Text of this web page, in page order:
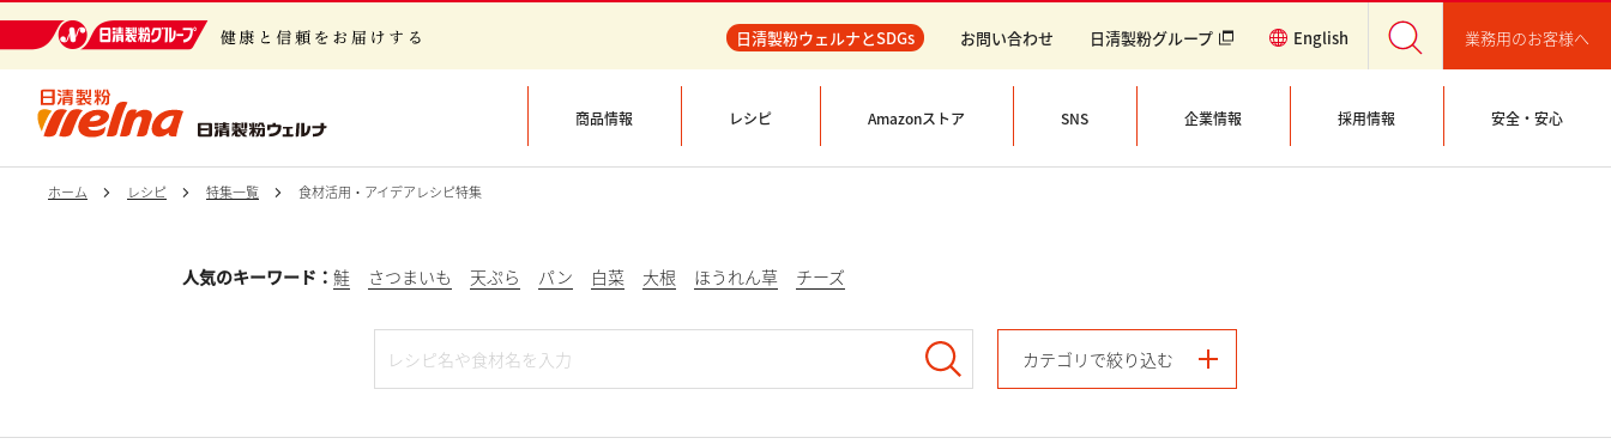
日清製粉ウェルナとSDGs お問い合わせ 日清製粉グループ English 業務用のお客様へ
商品情報 レシピ Amazonストア SNS 企業情報 採用情報 安全・安心
ホーム レシピ 特集一覧 食材活用・アイデアレシピ特集
人気のキーワード： 鮭 さつまいも 天ぷら パン 白菜 大根 ほうれん草 チーズ
カテゴリで絞り込む